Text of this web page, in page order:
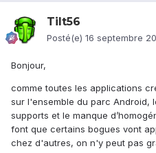
Tilt56
Posté(e) 16 septembre
Bonjour,
comme toutes les applications
sur l'ensemble du parc Android,
supports et le manque
font que certains bogues vont
chez d'autres, on n'y peut pas